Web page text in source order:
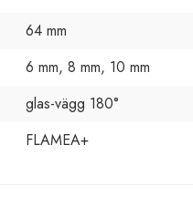
64 mm
6 mm, 8 mm, 10 mm
glas-vägg 180°
FLAMEA+